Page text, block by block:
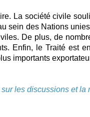
La société civile
sein des Nations
De plus, de
Enfin, le Traité est
importants
les discussions et la